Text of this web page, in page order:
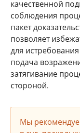
качественной
соблюдения
пакет
позволяет
для
подача
затягивание
стороной.
Мы